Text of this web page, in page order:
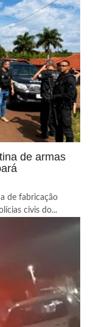
de armas
de fabricação
civis do...